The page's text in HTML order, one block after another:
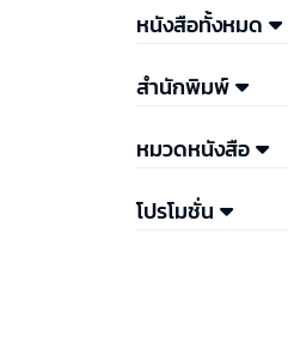
หนังสือทั้งหมด
สำนักพิมพ์
หมวดหนังสือ
โปรโมชั่น